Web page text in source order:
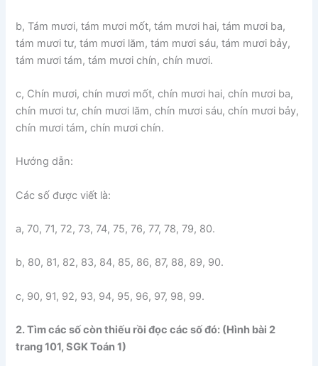
b, Tám mươi, tám mươi mốt, tám mươi hai, tám mươi ba,
tám mươi tư, tám mươi lăm, tám mươi sáu, tám mươi bảy,
tám mươi tám, tám mươi chín, chín mươi.
c, Chín mươi, chín mươi mốt, chín mươi hai, chín mươi ba,
chín mươi tư, chín mươi lăm, chín mươi sáu, chín mươi bảy,
chín mươi tám, chín mươi chín.
Hướng dẫn:
Các số được viết là:
a, 70, 71, 72, 73, 74, 75, 76, 77, 78, 79, 80.
b, 80, 81, 82, 83, 84, 85, 86, 87, 88, 89, 90.
c, 90, 91, 92, 93, 94, 95, 96, 97, 98, 99.
2. Tìm các số còn thiếu rồi đọc các số đó: (Hình bài 2
trang 101, SGK Toán 1)